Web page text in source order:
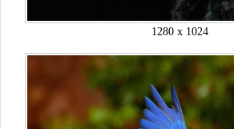
1280 x 1024